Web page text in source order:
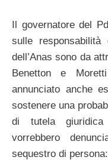
Il governatore del
sulle responsabilità
dell’Anas sono da
Benetton e
annunciato anche
sostenere una
di tutela
vorrebbero
sequestro di